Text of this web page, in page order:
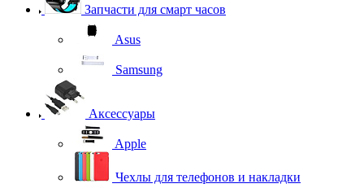
Запчасти для смарт часов
Asus
Samsung
Аксессуары
Apple
Чехлы для телефонов и накладки